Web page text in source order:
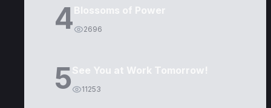
4Blossoms of Power
2696
5See You at Work Tomorrow!
11253